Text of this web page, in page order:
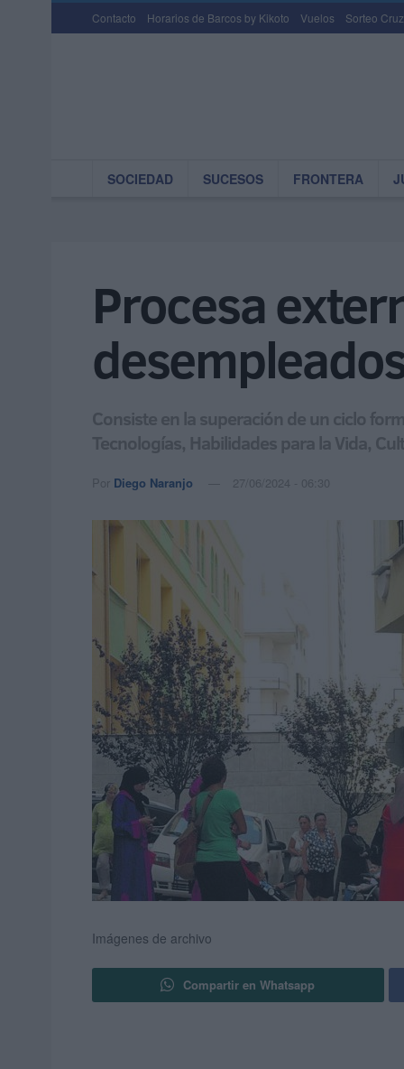
Contacto Horarios de Barcos by Kikoto Vuelos Sorteo
SOCIEDAD SUCESOS FRONTERA
Procesa
Consiste en la superación de un ciclo
Tecnologías, Habilidades para la Vida,
Por Diego Naranjo 27/06/2024 - 06:30
Imágenes de archivo
Compartir en Whatsapp